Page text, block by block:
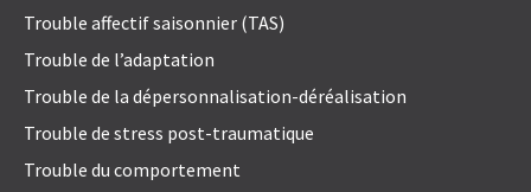
Trouble affectif saisonnier (TAS)
Trouble de l’adaptation
Trouble de la dépersonnalisation-déréalisation
Trouble de stress post-traumatique
Trouble du comportement